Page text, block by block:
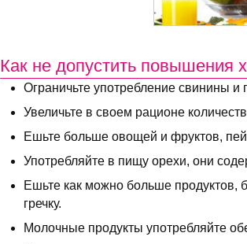
Как не допустить повышения
Ограничьте употребление свинины и
Увеличьте в своем рационе
Ешьте больше овощей и фруктов,
Употребляйте в пищу орехи, они
Ешьте как можно больше продуктов,
гречку.
Молочные продукты употребляйте